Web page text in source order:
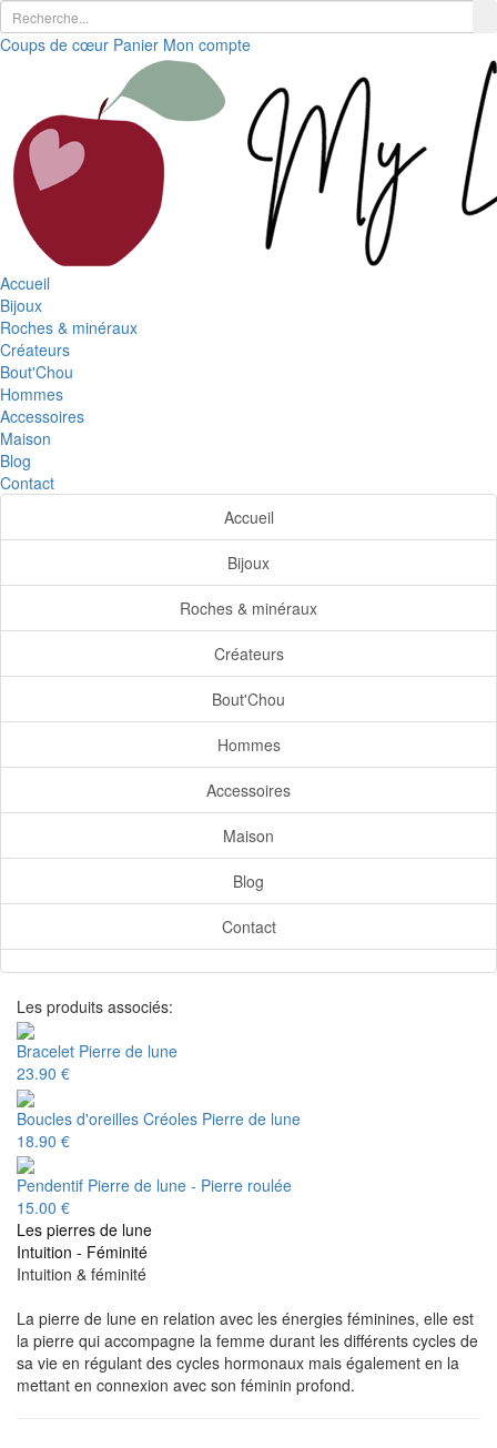
Coups de cœur Panier Mon compte
Accueil
Bijoux
Roches & minéraux
Créateurs
Bout'Chou
Hommes
Accessoires
Maison
Blog
Contact
Accueil
Bijoux
Roches & minéraux
Créateurs
Bout'Chou
Hommes
Accessoires
Maison
Blog
Contact
Les produits associés:
Bracelet Pierre de lune
23.90 €
Boucles d'oreilles Créoles Pierre de lune
18.90 €
Pendentif Pierre de lune - Pierre roulée
15.00 €
Les pierres de lune
Intuition - Féminité
Intuition & féminité
La pierre de lune en relation avec les énergies féminines, elle est
la pierre qui accompagne la femme durant les différents cycles de
sa vie en régulant des cycles hormonaux mais également en la
mettant en connexion avec son féminin profond.